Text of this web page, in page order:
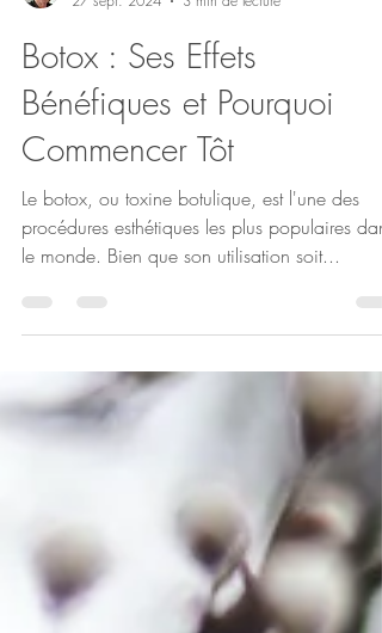
clementesthetique
3 min de lecture
Botox : Ses Effets
Bénéfiques et Pourquoi
Commencer Tôt
Le botox, ou toxine botulique, est l'une des
le monde. Bien que son utilisation soit...